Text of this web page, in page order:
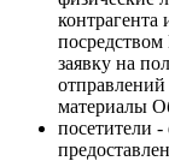
контрагента
заявку на
материалы
посетители